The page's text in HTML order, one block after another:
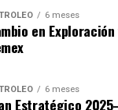
conforme a las
que
funciones,
de su
director general, y
6 meses
en
6 meses
Estratégico